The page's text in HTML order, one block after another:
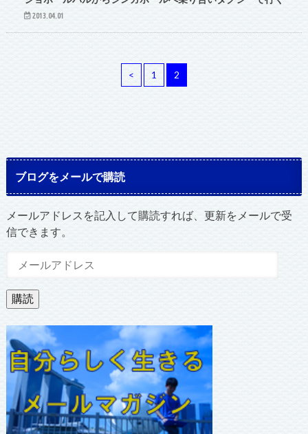
2013.04.01
< 1 2
ブログをメールで購読
メールアドレスを記入して購読すれば、更新をメールで受
信できます。
ル
ア
ド
レ
ス
購読